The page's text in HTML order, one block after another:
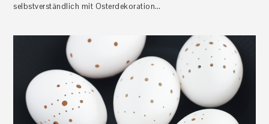
selbstverständlich mit Osterdekoration…